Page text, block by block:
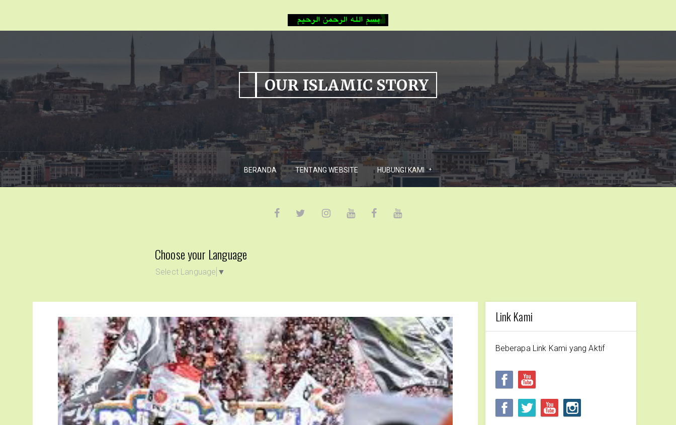
OUR ISLAMIC STORY
BERANDA TENTANG WEBSITE HUBUNGI KAMI
Choose your Language
Select Language ▼
Link Kami
Beberapa Link Kami yang Aktif